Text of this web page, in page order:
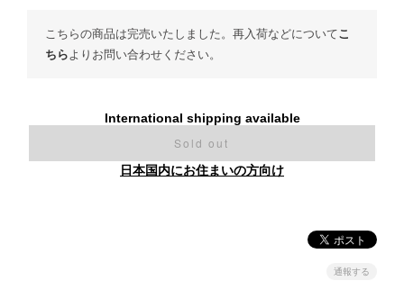
こちらの商品は完売いたしました。再入荷などについてこ
ちらよりお問い合わせください。
International shipping available
Sold out
日本国内にお住まいの方向け
通報する